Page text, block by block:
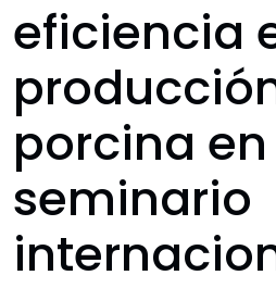
eficiencia
porcina en
seminario